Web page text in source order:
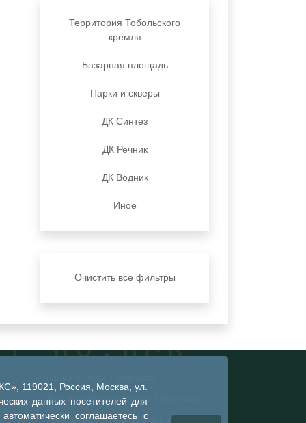
119021, Россия, Москва, ул.
данных посетителей для
соглашаетесь с
Территория Тобольского
кремля
Базарная площадь
Парки и скверы
ДК Синтез
ДК Речник
ДК Водник
Иное
Очистить все фильтры
Администрация города Тобольска
Тобольская городская дума